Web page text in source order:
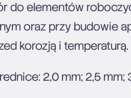
do elementów
oraz przy budowie
korozją i temperaturą.
2,0 mm; 2,5 mm;